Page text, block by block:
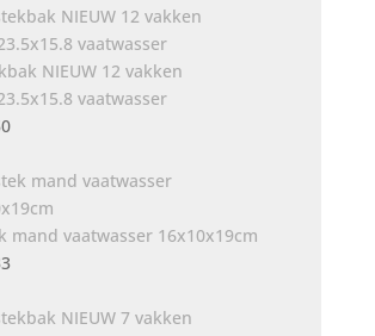
NIEUW 12 vakken
vaatwasser
mand vaatwasser 16x10x19cm